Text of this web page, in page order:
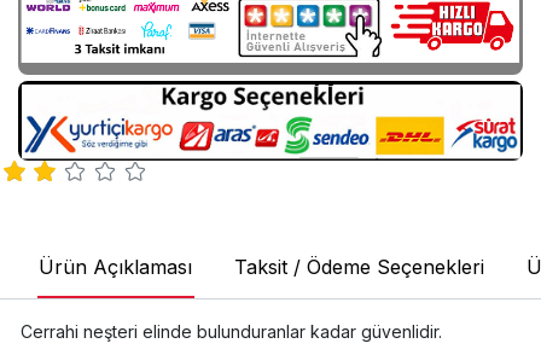
Ürün Açıklaması Taksit / Ödeme Seçenekleri
Cerrahi neşteri elinde bulunduranlar kadar güvenlidir.